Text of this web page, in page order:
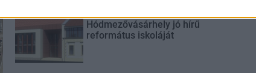
Hódmezővásárhely jó hírű
református iskoláját